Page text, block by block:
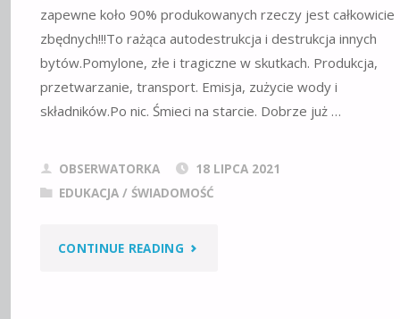
zapewne koło 90% produkowanych rzeczy jest całkowicie
zbędnych!!!To rażąca autodestrukcja i destrukcja innych
bytów.Pomylone, złe i tragiczne w skutkach. Produkcja,
przetwarzanie, transport. Emisja, zużycie wody i
składników.Po nic. Śmieci na starcie. Dobrze już …
OBSERWATORKA
18 LIPCA 2021
EDUKACJA / ŚWIADOMOŚĆ
CONTINUE READING"TONIEMY